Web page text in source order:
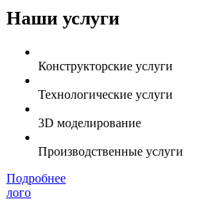
Наши услуги
Конструкторские услуги
Технологические услуги
3D моделирование
Производственные услуги
Подробнее
лого